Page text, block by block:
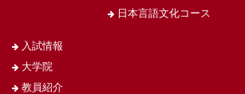
日本言語文化コース
入試情報
大学院
教員紹介